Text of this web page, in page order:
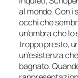
al mondo. Con i
occhi che
un’ombra che
troppo presto,
un’esistenza
bagnato.